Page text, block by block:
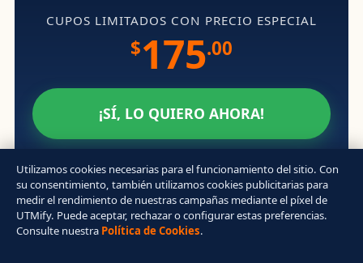
CUPOS LIMITADOS CON PRECIO ESPECIAL
$175.00
¡SÍ, LO QUIERO AHORA!
Año Lectivo Práctico © 2026 – Todos los derechos reservados.
Utilizamos cookies necesarias para el funcionamiento del sitio. Con
su consentimiento, también utilizamos cookies publicitarias para
medir el rendimiento de nuestras campañas mediante el píxel de
UTMify. Puede aceptar, rechazar o configurar estas preferencias.
Consulte nuestra Política de Cookies.